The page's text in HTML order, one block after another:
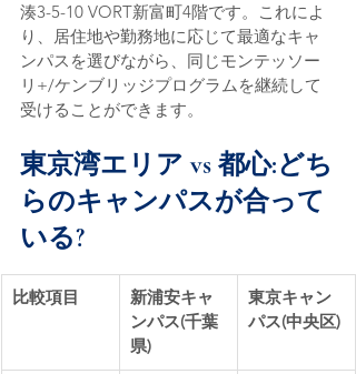
湊3-5-10 VORT新富町4階です。これによ
り、居住地や勤務地に応じて最適なキャ
ンパスを選びながら、同じモンテッソー
リ+/ケンブリッジプログラムを継続して
受けることができます。
東京湾エリア vs 都心:どち
らのキャンパスが合って
いる?
比較項目
新浦安キャ
ンパス(千葉
県)
東京キャン
パス(中央区)